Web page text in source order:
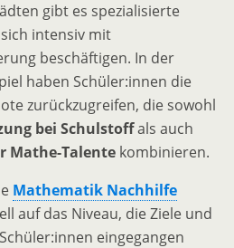
gibt es spezialisierte
intensiv mit
beschäftigen. In der
haben Schüler:innen die
zurückzugreifen, die sowohl
bei Schulstoffals auch
Mathe-Talente kombinieren.
Mathematik Nachhilfe
auf das Niveau, die Ziele und
eingegangen